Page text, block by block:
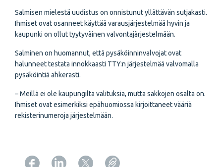
Salmisen mielestä uudistus on onnistunut yllättävän sutjakasti.
Ihmiset ovat osanneet käyttää varausjärjestelmää hyvin ja
kaupunki on ollut tyytyväinen valvontajärjestelmään.
Salminen on huomannut, että pysäköinninvalvojat ovat
halunneet testata innokkaasti TTY:n järjestelmää valvomalla
pysäköintiä ahkerasti.
– Meillä ei ole kaupungilta valituksia, mutta sakkojen osalta on.
Ihmiset ovat esimerkiksi epähuomiossa kirjoittaneet vääriä
rekisterinumeroja järjestelmään.